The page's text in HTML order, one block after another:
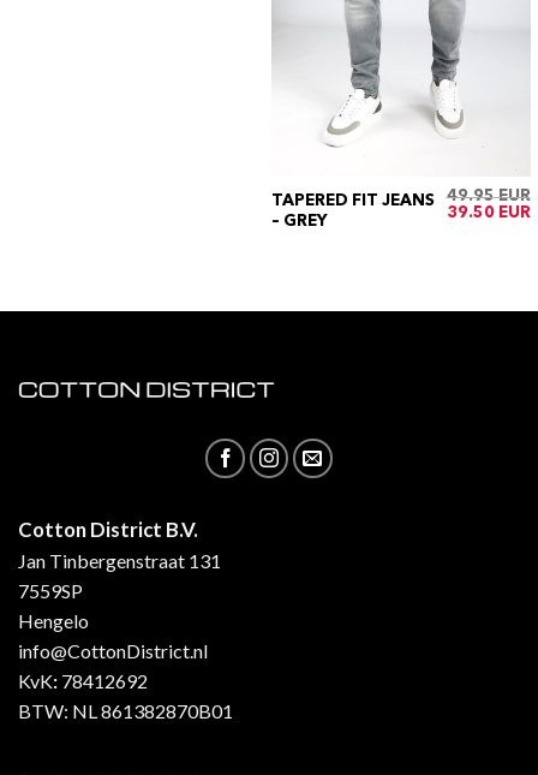
TAPERED FIT JEANS
– GREY
49.95
39.50
Cotton District B.V.
Jan Tinbergenstraat 131
7559SP
Hengelo
info@CottonDistrict.nl
KvK: 78412692
BTW: NL 861382870B01